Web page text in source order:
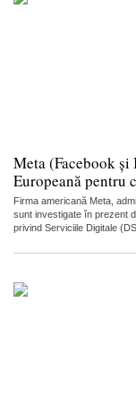
Meta (Facebook și
Europeană pentru
Firma americană Meta,
sunt investigate în prezent
privind Serviciile Digitale